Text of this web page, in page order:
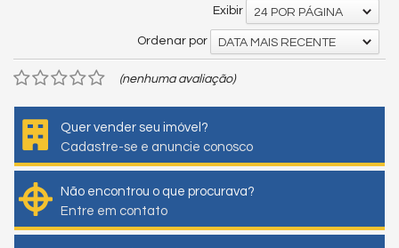
Exibir 24 POR PÁGINA
Ordenar por DATA MAIS RECENTE
(nenhuma avaliação)
Quer vender seu imóvel?
Cadastre-se e anuncie conosco
Não encontrou o que procurava?
Entre em contato